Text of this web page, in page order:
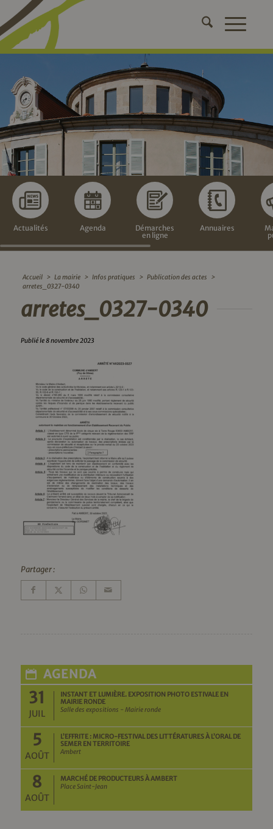
Actualités Agenda
Démarches
en ligne
Annuaires
Accueil > La mairie > Infos pratiques > Publication des actes
>
arretes_0327-0340
arretes_0327-0340
Publié le 8 novembre 2023
Partager :
AGENDA
31
JUIL
INSTANT ET LUMIÈRE. EXPOSITION PHOTO ESTIVALE EN
MAIRIE RONDE
Salle des expositions - Mairie ronde
5
AOÛT
L’EFFRITE : MICRO-FESTIVAL DES LITTÉRATURES À L’ORAL DE
SEMER EN TERRITOIRE
Ambert
8
AOÛT
MARCHÉ DE PRODUCTEURS À AMBERT
Place Saint-Jean